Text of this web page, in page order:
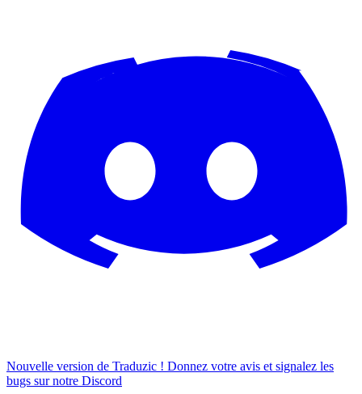
Nouvelle version de Traduzic ! Donnez votre avis et signalez les
bugs sur notre Discord